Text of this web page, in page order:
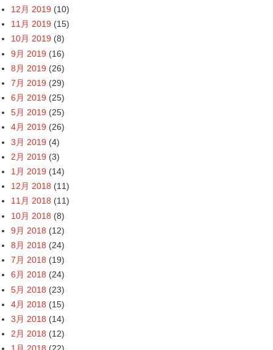
12月 2019 (10)
11月 2019 (15)
10月 2019 (8)
9月 2019 (16)
8月 2019 (26)
7月 2019 (29)
6月 2019 (25)
5月 2019 (25)
4月 2019 (26)
3月 2019 (4)
2月 2019 (3)
1月 2019 (14)
12月 2018 (11)
11月 2018 (11)
10月 2018 (8)
9月 2018 (12)
8月 2018 (24)
7月 2018 (19)
6月 2018 (24)
5月 2018 (23)
4月 2018 (15)
3月 2018 (14)
2月 2018 (12)